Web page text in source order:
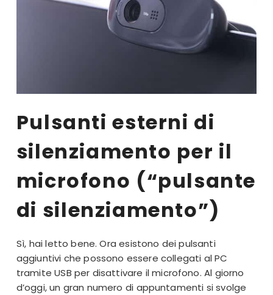
Pulsanti esterni di
silenziamento per il
microfono (“pulsante
di silenziamento”)
Sì, hai letto bene. Ora esistono dei pulsanti
aggiuntivi che possono essere collegati al PC
tramite USB per disattivare il microfono. Al giorno
d’oggi, un gran numero di appuntamenti si svolge